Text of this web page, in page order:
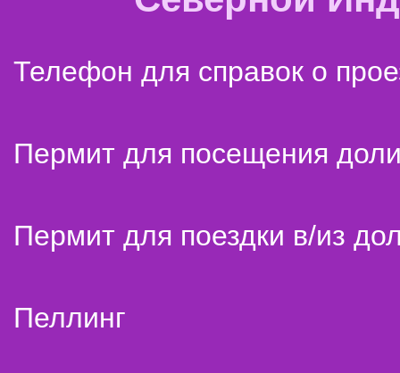
Телефон для справок о
Пермит для посещения
Пермит для поездки в/из
Пеллинг